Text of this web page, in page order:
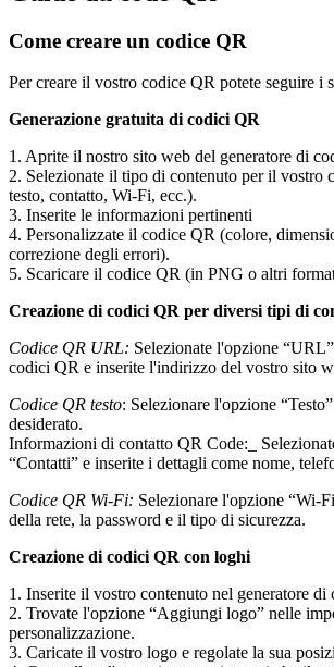
Come creare un codice QR
Per creare il vostro codice QR potete seguire i
Generazione gratuita di codici QR
1. Aprite il nostro sito web del generatore di
2. Selezionate il tipo di contenuto per il vostro
testo, contatto, Wi-Fi, ecc.).
3. Inserite le informazioni pertinenti
4. Personalizzate il codice QR (colore,
correzione degli errori).
5. Scaricare il codice QR (in PNG o altri
Creazione di codici QR per diversi tipi di
Codice QR URL: Selezionate l'opzione
codici QR e inserite l'indirizzo del vostro sito
Codice QR testo: Selezionare l'opzione
desiderato.
Informazioni di contatto QR Code:_
“Contatti” e inserite i dettagli come nome,
Codice QR Wi-Fi: Selezionare l'opzione “Wi-
della rete, la password e il tipo di sicurezza.
Creazione di codici QR con loghi
1. Inserite il vostro contenuto nel generatore di
2. Trovate l'opzione “Aggiungi logo” nelle
personalizzazione.
3. Caricate il vostro logo e regolate la sua